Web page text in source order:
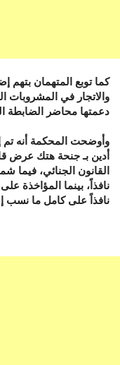
كما توبع المتهمان بتهم
والاتجار في المشروبات
دعمتها محاضر الضابطة
وأوضحت المحكمة أنه تم
القانون الجنائي، فيما
نافذاً، بينما المؤاخذة
نافذاً على كامل ما نسب